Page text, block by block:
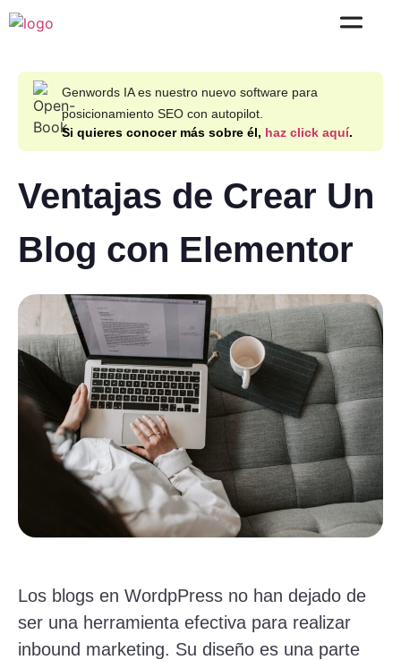
Genwords IA es nuestro nuevo software para
posicionamiento SEO con autopilot.
Si quieres conocer más sobre él, haz click aquí.
Ventajas de Crear Un
Blog con Elementor
Los blogs en WordpPress no han dejado de
ser una herramienta efectiva para realizar
inbound marketing. Su diseño es una parte